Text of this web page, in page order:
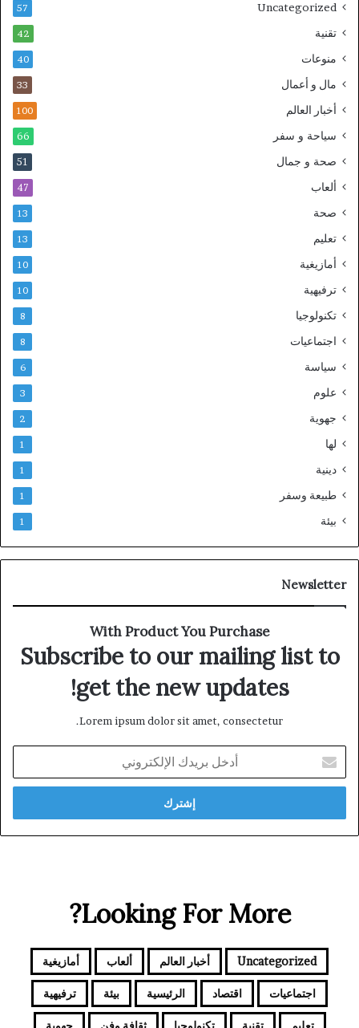
Uncategorized
57
تقنية 42
منوعات 40
مال و أعمال 33
أخبار العالم 100
سياحة و سفر 66
صحة و جمال 51
ألعاب 47
صحة 13
تعليم 13
أمازيغية 10
ترفيهية 10
تكنولوجيا 8
اجتماعيات 8
سياسة 6
علوم 3
جهوية 2
لها 1
دينية 1
طبيعة وسفر 1
بيئة 1
Newsletter
With Product You Purchase
Subscribe to our mailing list to
get the new updates!
Lorem ipsum dolor sit amet, consectetur.
بريدك
الإلكتروني
Looking For More?
Uncategorized أخبار العالم ألعاب أمازيغية
اجتماعيات اقتصاد الرئيسية بيئة ترفيهية